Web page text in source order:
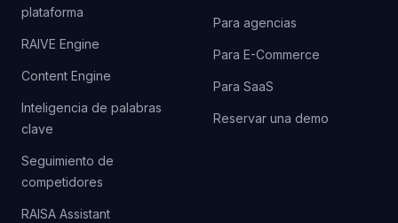
plataforma
RAIVE Engine
Content Engine
Inteligencia de palabras
clave
Seguimiento de
competidores
RAISA Assistant
Para agencias
Para E-Commerce
Para SaaS
Reservar una demo